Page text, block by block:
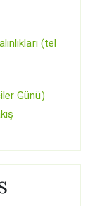
(tel
Günü)